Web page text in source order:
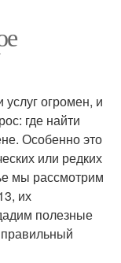
огромен, и
где найти
Особенно это
или редких
мы рассмотрим
их
полезные